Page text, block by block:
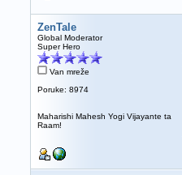
ZenTale
Global Moderator
Super Hero
Van mreže
Poruke: 8974
Maharishi Mahesh Yogi Vijayante ta
Raam!